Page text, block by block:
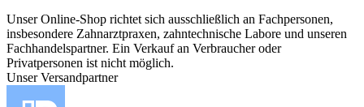
Unser Online-Shop richtet sich ausschließlich an Fachpersonen,
insbesondere Zahnarztpraxen, zahntechnische Labore und unseren
Fachhandelspartner. Ein Verkauf an Verbraucher oder
Privatpersonen ist nicht möglich.
Unser Versandpartner